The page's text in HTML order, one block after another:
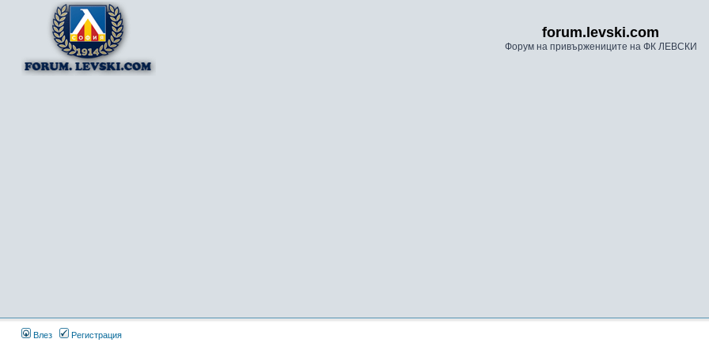
forum.levski.com
Форум на привържениците на ФК ЛЕВСКИ
Влез Регистрация